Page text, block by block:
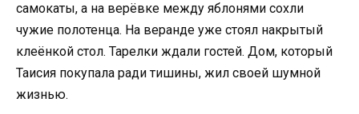
самокаты, а на верёвке между яблонями сохли
чужие полотенца. На веранде уже стоял накрытый
клеёнкой стол. Тарелки ждали гостей. Дом, который
Таисия покупала ради тишины, жил своей шумной
жизнью.